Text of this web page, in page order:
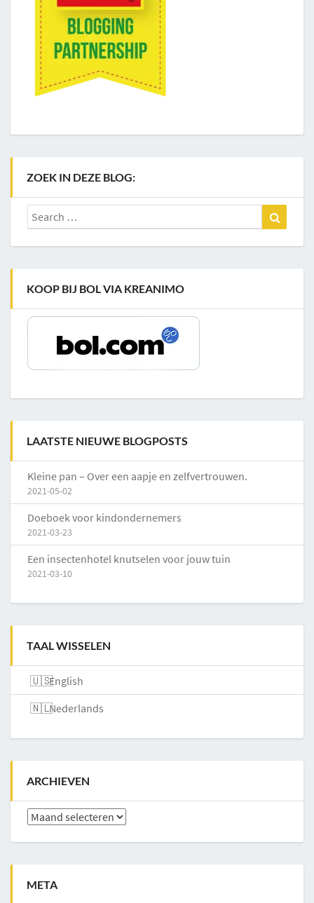
ZOEK IN DEZE BLOG:
Search
for:
KOOP BIJ BOL VIA KREANIMO
LAATSTE NIEUWE BLOGPOSTS
Kleine pan – Over een aapje en zelfvertrouwen.
2021-05-02
Doeboek voor kindondernemers
2021-03-23
Een insectenhotel knutselen voor jouw tuin
2021-03-10
TAAL WISSELEN
English
Nederlands
ARCHIEVEN
Archieven
META